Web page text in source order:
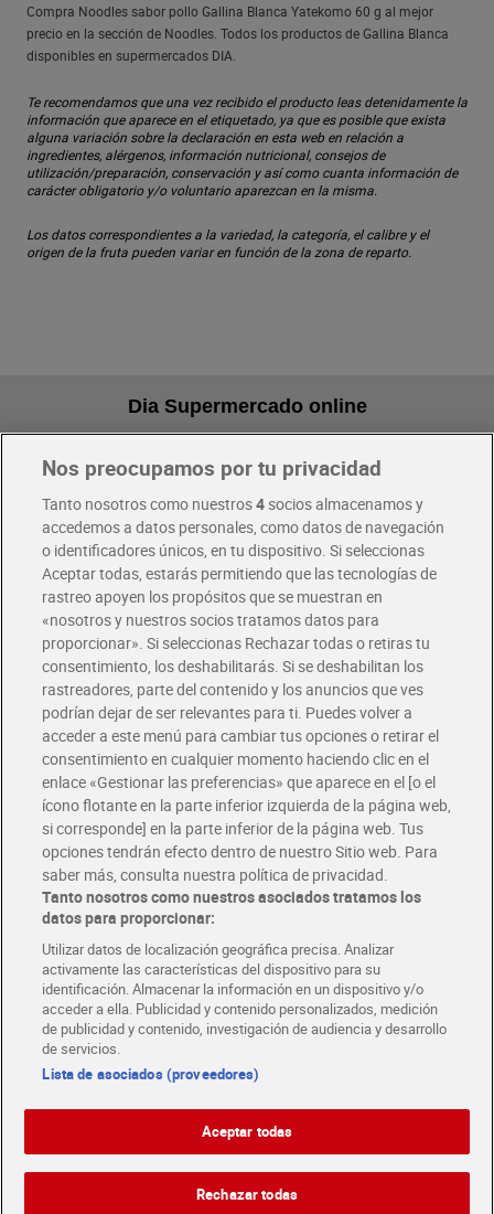
Compra Noodles sabor pollo Gallina Blanca Yatekomo 60 g al mejor
precio en la sección de Noodles. Todos los productos de Gallina Blanca
disponibles en supermercados DIA.
Te recomendamos que una vez recibido el producto leas detenidamente la
información que aparece en el etiquetado, ya que es posible que exista
alguna variación sobre la declaración en esta web en relación a
ingredientes, alérgenos, información nutricional, consejos de
utilización/preparación, conservación y así como cuanta información de
carácter obligatorio y/o voluntario aparezcan en la misma.
Los datos correspondientes a la variedad, la categoría, el calibre y el
origen de la fruta pueden variar en función de la zona de reparto.
Dia Supermercado online
Pide hoy, recibe hoy
Envío gratis por compras superiores a 100€
Envío estandar por 4,99€
Glovo y Uber Eats
Solicita tu factura de Glovo o Uber Eats
Únete al CLUB Dia
Disfruta las ventajas y ofertas exclusivas.
Descárgate la APP Dia
Folletos y Tiendas
Descubre las mejores ofertas y busca tu tienda más cercana
Tarjeta MaX Dia
Te devuelve hasta 8€/mes de tus compras.
¡Solicita tu tarjeta de crédito aquí!
COMER MEJOR CADA DIA
COLABORA CON DIA ABRE TU TIENDA DIA CORPORATE
Nos preocupamos por tu privacidad
Tanto nosotros como nuestros4socios almacenamos y
accedemos a datos personales, como datos de navegación
o identificadores únicos, en tu dispositivo. Si seleccionas
Aceptar todas, estarás permitiendo que las tecnologías de
rastreo apoyen los propósitos que se muestran en
«nosotros y nuestros socios tratamos datos para
proporcionar». Si seleccionas Rechazar todas o retiras tu
consentimiento, los deshabilitarás. Si se deshabilitan los
rastreadores, parte del contenido y los anuncios que ves
podrían dejar de ser relevantes para ti. Puedes volver a
acceder a este menú para cambiar tus opciones o retirar el
consentimiento en cualquier momento haciendo clic en el
enlace «Gestionar las preferencias» que aparece en el [o el
ícono flotante en la parte inferior izquierda de la página web,
si corresponde] en la parte inferior de la página web. Tus
opciones tendrán efecto dentro de nuestro Sitio web. Para
saber más, consulta nuestra política de privacidad.
Tanto nosotros como nuestros asociados tratamos los
datos para proporcionar:
Utilizar datos de localización geográfica precisa. Analizar
activamente las características del dispositivo para su
identificación. Almacenar la información en un dispositivo y/o
acceder a ella. Publicidad y contenido personalizados, medición
de publicidad y contenido, investigación de audiencia y desarrollo
de servicios.
Lista de asociados (proveedores)
Aceptar todas
Rechazar todas